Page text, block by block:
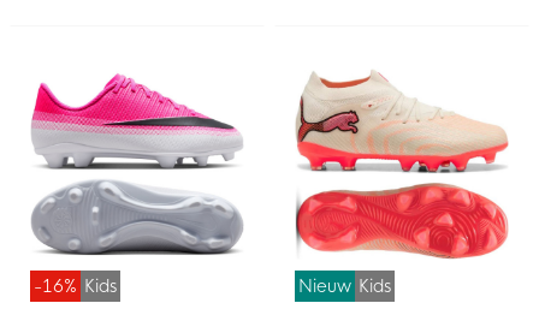
-16% Kids
Nieuw Kids